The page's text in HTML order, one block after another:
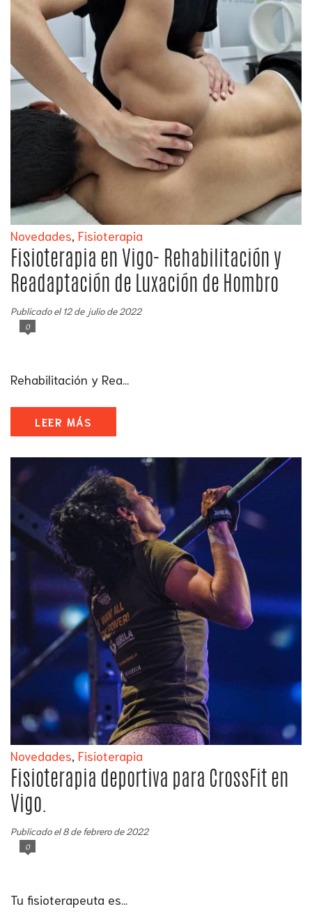
Novedades Fisioterapia
Fisioterapia en Vigo- Rehabilitación y
Readaptación de Luxación de Hombro
Publicado el 12 de julio de 2022
0
Rehabilitación y Rea...
LEER MÁS
Novedades, Fisioterapia
Fisioterapia deportiva para CrossFit en
Vigo.
Publicado el 8 de febrero de 2022
0
Tu fisioterapeuta es...